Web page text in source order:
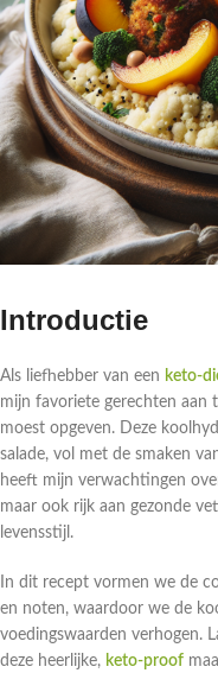
Introductie
Als liefhebber van een keto-
mijn favoriete gerechten aan
moest opgeven. Deze
salade, vol met de smaken
heeft mijn verwachtingen
maar ook rijk aan gezonde
levensstijl.
In dit recept vormen we de
en noten, waardoor we de
voedingswaarden verhogen.
deze heerlijke, keto-proof